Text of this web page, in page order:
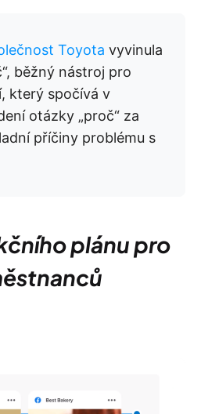
Toyota vyvinula
běžný nástroj pro
který spočívá v
otázky „proč“ za
příčiny problému s
plánu pro